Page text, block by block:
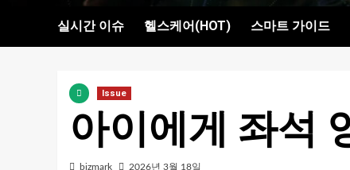
실시간 이슈 헬스케어(HOT) 스마트 가이드
Issue
아이에게 좌석
bizmark 2026년 3월 18일